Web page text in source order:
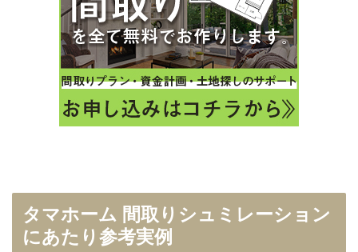
タマホーム 間取りシュミレーション
にあたり参考実例